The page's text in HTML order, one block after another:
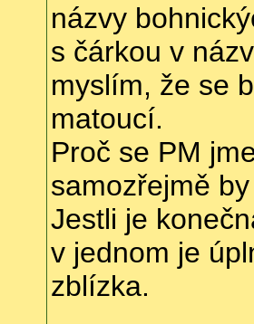
názvy
s čárkou v
myslím, že se
matoucí.
Proč se PM
samozřejmě
Jestli je
v jednom je
zblízka.